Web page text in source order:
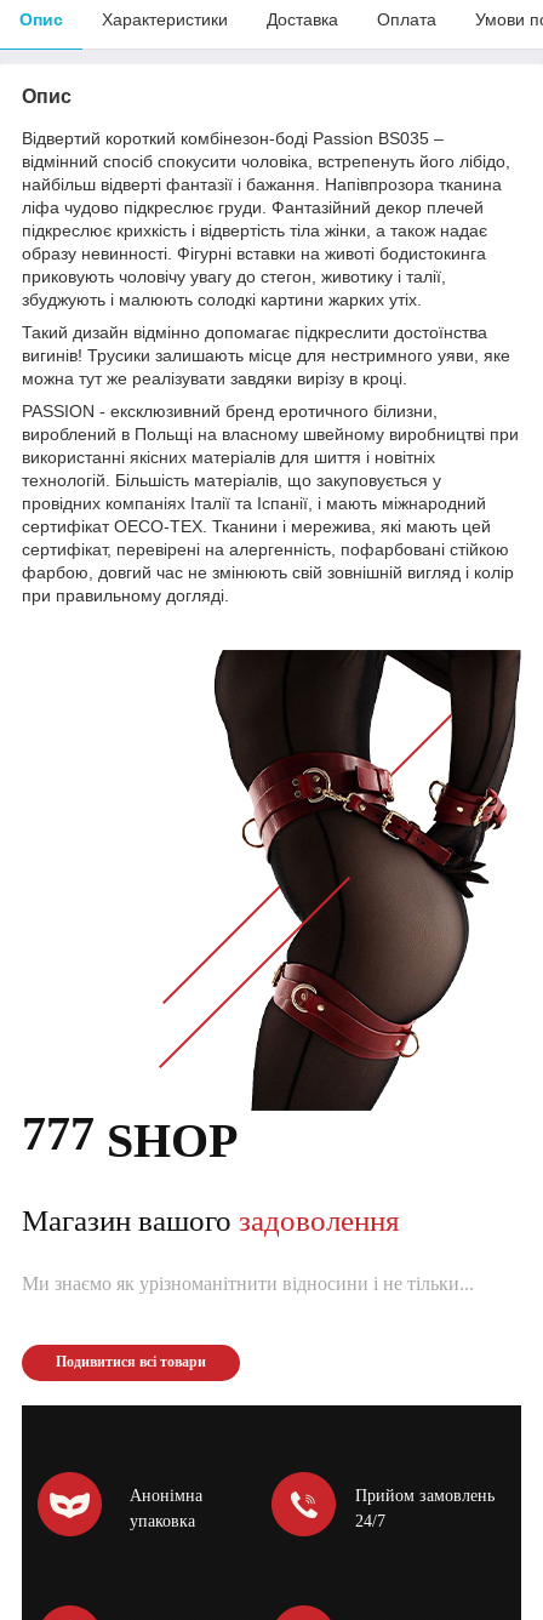
Опис Характеристики Доставка Оплата Умови
Опис
Відвертий короткий комбінезон-боді Passion BS035 –
відмінний спосіб спокусити чоловіка, встрепенуть його лібідо,
найбільш відверті фантазії і бажання. Напівпрозора тканина
ліфа чудово підкреслює груди. Фантазійний декор плечей
підкреслює крихкість і відвертість тіла жінки, а також надає
образу невинності. Фігурні вставки на животі бодистокинга
приковують чоловічу увагу до стегон, животику і талії,
збуджують і малюють солодкі картини жарких утіх.
Такий дизайн відмінно допомагає підкреслити достоїнства
вигинів! Трусики залишають місце для нестримного уяви, яке
можна тут же реалізувати завдяки вирізу в кроці.
PASSION - ексклюзивний бренд еротичного білизни,
вироблений в Польщі на власному швейному виробництві при
використанні якісних матеріалів для шиття і новітніх
технологій. Більшість матеріалів, що закуповується у
провідних компаніях Італії та Іспанії, і мають міжнародний
сертифікат OECO-TEX. Тканини і мережива, які мають цей
сертифікат, перевірені на алергенність, пофарбовані стійкою
фарбою, довгий час не змінюють свій зовнішній вигляд і колір
при правильному догляді.
777 SHOP
Магазин вашого задоволення
Ми знаємо як урізноманітнити відносини і не тільки...
Подивитися всі товари
Анонімна
упаковка
Прийом замовлень
24/7